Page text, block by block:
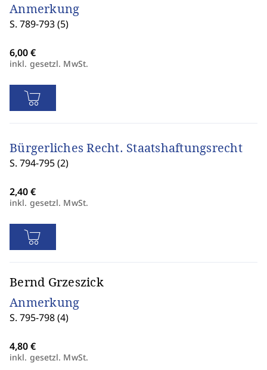
Anmerkung
S. 789-793 (5)
inkl. gesetzl. MwSt.
Bürgerliches Recht. Staatshaftungsrecht
S. 794-795 (2)
inkl. gesetzl. MwSt.
Bernd Grzeszick
Anmerkung
S. 795-798 (4)
inkl. gesetzl. MwSt.